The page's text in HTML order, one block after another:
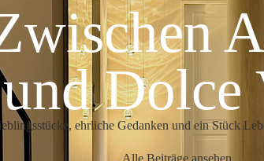
und Dolce
ehrliche Gedanken und ein Stück
Alle Beiträge ansehen